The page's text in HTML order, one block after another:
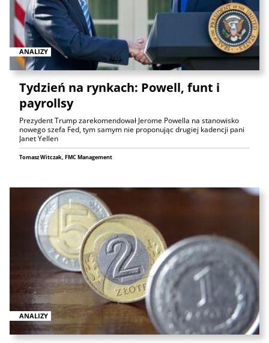
ANALIZY
Tydzień na rynkach: Powell, funt i
payrollsy
Prezydent Trump zarekomendował Jerome Powella na stanowisko
nowego szefa Fed, tym samym nie proponując drugiej kadencji pani
Janet Yellen
Tomasz Witczak, FMC Management
ANALIZY